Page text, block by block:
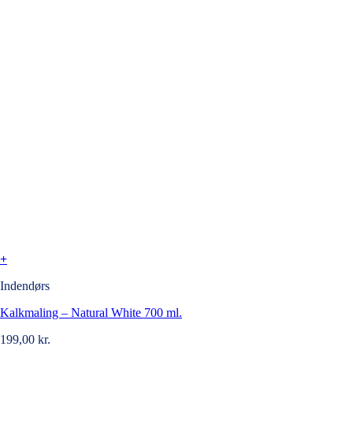
+
Indendørs
Kalkmaling – Natural White 700 ml.
199,00 kr.